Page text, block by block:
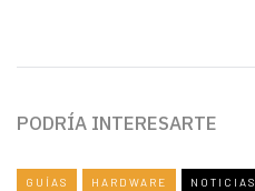
PODRÍA INTERESARTE
GUÍAS HARDWARE NOTICIAS